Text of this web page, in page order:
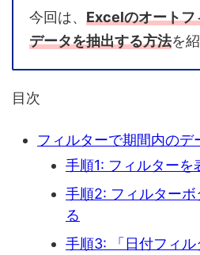
今回は、 Excelのオートフ
データを抽出する方法を
目次
フィルターで期間内の
手順1: フィルターを
手順2: フィルター
る
手順3: 「日付フィ